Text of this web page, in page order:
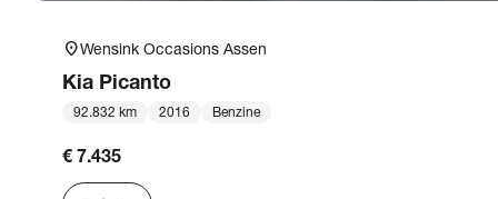
location_onWensink Occasions Assen
Kia Picanto
92.832 km 2016 Benzine
€ 7.435